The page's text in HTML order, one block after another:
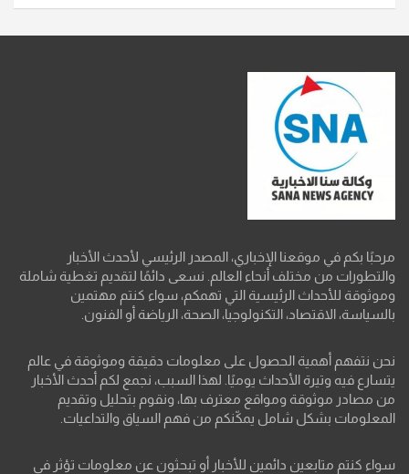
مرحبًا بكم في موقعنا الإخباري، المصدر الرئيسي لأحدث الأخبار
والتطورات من مختلف أنحاء العالم. نسعى دائمًا لتقديم تغطية شاملة
وموثوقة للأحداث الرئيسية التي تهمكم، سواء كنتم مهتمين
بالسياسة، الاقتصاد، التكنولوجيا، الصحة، الرياضة أو الفنون.
نحن نتفهم أهمية الحصول على معلومات دقيقة وموثوقة في عالم
يتسارع فيه وتيرة الأحداث يوميًا. لهذا السبب، نجمع لكم أحدث الأخبار
من مصادر موثوقة ومواقع معترف بها، ونقوم بتحليل وتقديم
المعلومات بشكل شامل يمكّنكم من فهم السياق والتداعيات.
سواء كنتم متابعين دائمين للأخبار أو تبحثون عن معلومات تؤثر في